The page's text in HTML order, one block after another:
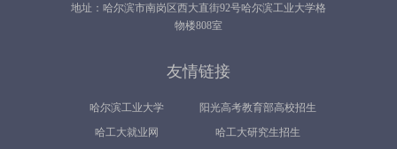
地址：哈尔滨市南岗区西大直街92号哈尔滨工业大学格
物楼808室
友情链接
哈尔滨工业大学 阳光高考教育部高校招生
平台
哈工大就业网
哈工大研究生招生